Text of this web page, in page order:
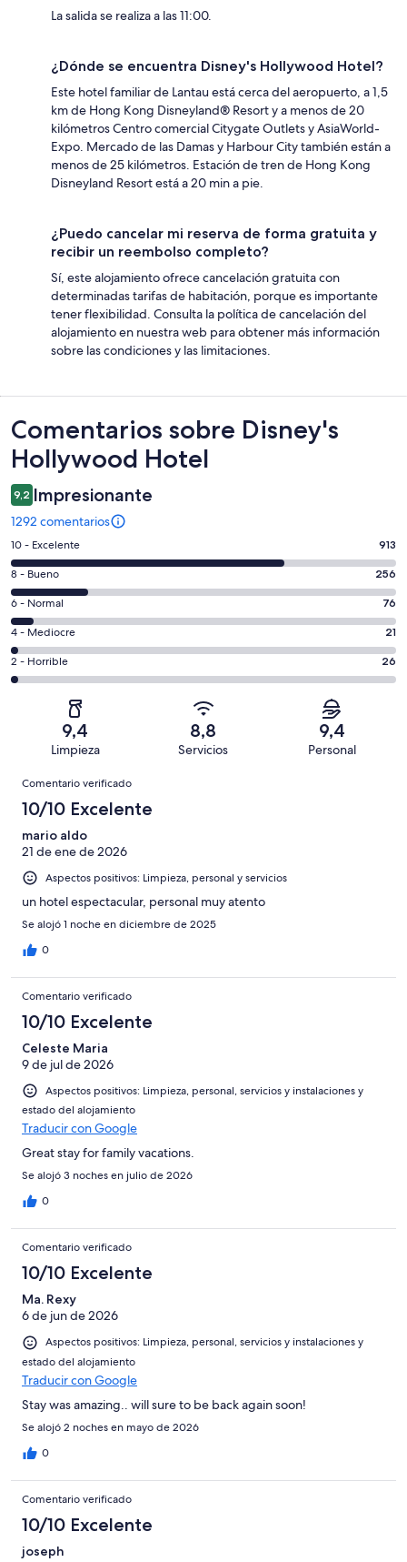
La salida se realiza a las 11:00.
¿Dónde se encuentra Disney's Hollywood Hotel?
Este hotel familiar de Lantau está cerca del aeropuerto, a 1,5
km de Hong Kong Disneyland® Resort y a menos de 20
kilómetros Centro comercial Citygate Outlets y AsiaWorld-
Expo. Mercado de las Damas y Harbour City también están a
menos de 25 kilómetros. Estación de tren de Hong Kong
Disneyland Resort está a 20 min a pie.
¿Puedo cancelar mi reserva de forma gratuita y
recibir un reembolso completo?
Sí, este alojamiento ofrece cancelación gratuita con
determinadas tarifas de habitación, porque es importante
tener flexibilidad. Consulta la política de cancelación del
alojamiento en nuestra web para obtener más información
sobre las condiciones y las limitaciones.
Comentarios
Comentarios sobre Disney's
Hollywood Hotel
9,2 Impresionante
1292 comentarios
913
comentarios
de
un
total
de
1292
con
puntuación
10 - Excelente 913
256
comentarios
de
un
total
de
puntuación
8 - Bueno 256
76
comentarios
de
un
total
puntuación
Normal
6 - Normal 76
21
comentarios
de
una
puntuación
Mediocre
4 - Mediocre 21
26
comentarios
1292
una
puntuación
de
Horrible
2 - Horrible 26
9,4
Limpieza
8,8
Servicios
9,4
Personal
Comentarios
Comentario verificado
10/10 Excelente
mario aldo
21 de ene de 2026
Aspectos positivos: Limpieza, personal y servicios
un hotel espectacular, personal muy atento
Se alojó 1 noche en diciembre de 2025
0
Comentario verificado
10/10 Excelente
Celeste Maria
9 de jul de 2026
Aspectos positivos: Limpieza, personal, servicios y instalaciones y
estado del alojamiento
Traducir con Google
Great stay for family vacations.
Se alojó 3 noches en julio de 2026
0
Comentario verificado
10/10 Excelente
Ma. Rexy
6 de jun de 2026
Aspectos positivos: Limpieza, personal, servicios y instalaciones y
estado del alojamiento
Traducir con Google
Stay was amazing.. will sure to be back again soon!
Se alojó 2 noches en mayo de 2026
0
Comentario verificado
10/10 Excelente
joseph